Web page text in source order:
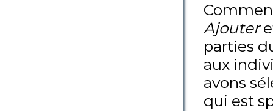
Ajouter
parties
aux
avons
qui est